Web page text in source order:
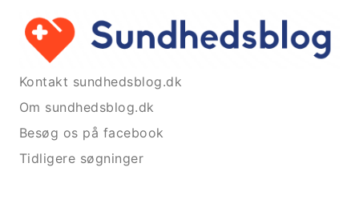
Kontakt sundhedsblog.dk
Om sundhedsblog.dk
Besøg os på facebook
Tidligere søgninger